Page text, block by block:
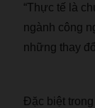
“Thực tế à ch
ngành công
những thay đổ
Đặc biệt trong